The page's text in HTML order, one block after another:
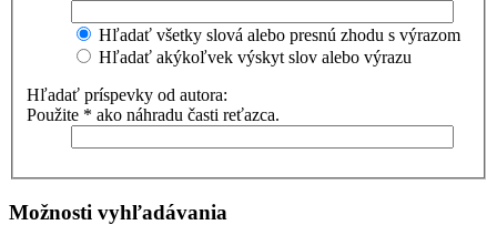
Hľadať všetky slová alebo presnú zhodu s výrazom
Hľadať akýkoľvek výskyt slov alebo výrazu
Hľadať príspevky od autora:
Použite * ako náhradu časti reťazca.
Možnosti vyhľadávania